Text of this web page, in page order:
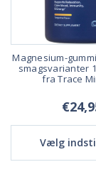
Magnesium-
smagsvarianter
fra Trace
Vælg